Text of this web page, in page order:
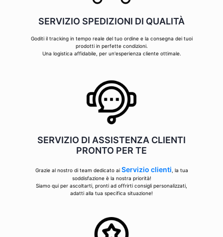
SERVIZIO SPEDIZIONI DI QUALITÀ
Goditi il tracking in tempo reale del tuo ordine e la consegna dei tuoi
prodotti in perfette condizioni.
Una logistica affidabile, per un'esperienza cliente ottimale.
SERVIZIO DI ASSISTENZA CLIENTI
PRONTO PER TE
Grazie al nostro di team dedicato ai Servizio clienti , la tua
soddisfazione è la nostra priorità!
Siamo qui per ascoltarti, pronti ad offrirti consigli personalizzati,
adatti alla tua specifica situazione!